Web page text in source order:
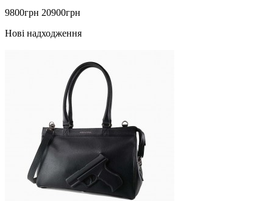
9800грн 20900грн
Нові надходження